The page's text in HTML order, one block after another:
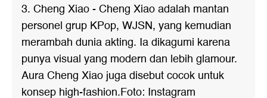
3. Cheng Xiao - Cheng Xiao adalah mantan
personel grup KPop, WJSN, yang kemudian
merambah dunia akting. Ia dikagumi karena
punya visual yang modern dan lebih glamour.
Aura Cheng Xiao juga disebut cocok untuk
konsep high-fashion.Foto: Instagram